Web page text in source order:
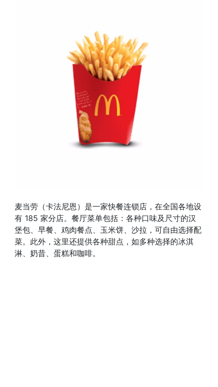
麦当劳（卡法尼恩）是一家快餐连锁店，在全国各地设
有 185 家分店。餐厅菜单包括：各种口味及尺寸的汉
堡包、早餐、鸡肉餐点、玉米饼、沙拉，可自由选择配
菜。此外，这里还提供各种甜点，如多种选择的冰淇
淋、奶昔、蛋糕和咖啡。